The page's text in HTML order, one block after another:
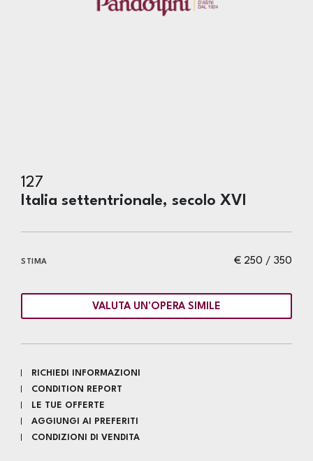
127
Italia settentrionale, secolo XVI
€ 250 / 350
STIMA
VALUTA UN'OPERA SIMILE
RICHIEDI INFORMAZIONI
CONDITION REPORT
LE TUE OFFERTE
AGGIUNGI AI PREFERITI
CONDIZIONI DI VENDITA